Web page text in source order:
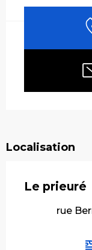
Localisation
Le prieuré
rue